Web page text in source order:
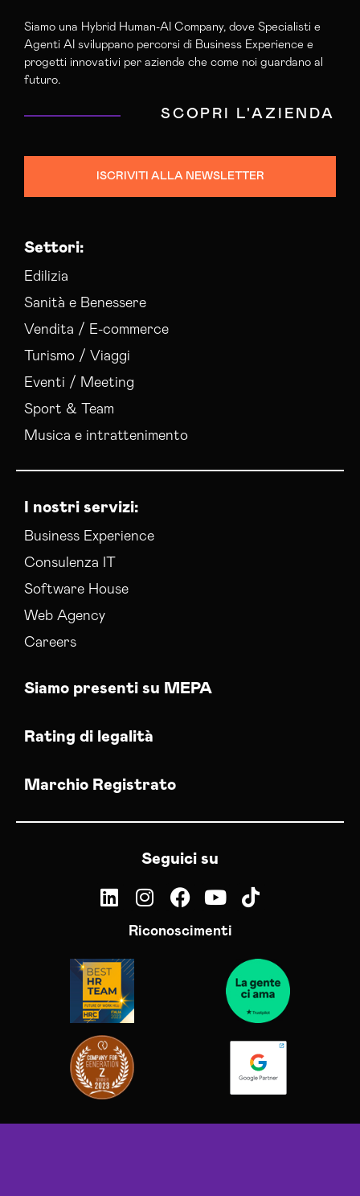
Siamo una Hybrid Human-AI Company, dove Specialisti e
Agenti AI sviluppano percorsi di Business Experience e
progetti innovativi per aziende che come noi guardano al
futuro.
SCOPRI L'AZIENDA
ISCRIVITI ALLA NEWSLETTER
Settori:
Edilizia
Sanità e Benessere
Vendita / E-commerce
Turismo / Viaggi
Eventi / Meeting
Sport & Team
Musica e intrattenimento
I nostri servizi:
Business Experience
Consulenza IT
Software House
Web Agency
Careers
Siamo presenti su MEPA
Rating di legalità
Marchio Registrato
Seguici su
Riconoscimenti